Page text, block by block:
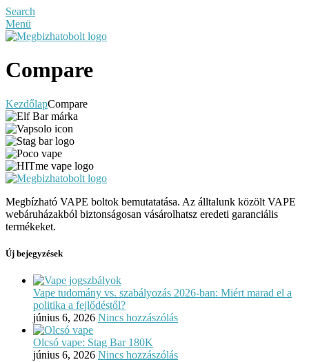
Search
Menü
Compare
KezdőlapCompare
Megbízható VAPE boltok bemutatatása. Az álltalunk közölt VAPE
webáruházakból biztonságosan vásárolhatsz eredeti garanciális
termékeket.
Új bejegyzések
Vape tudomány vs. szabályozás 2026-ban: Miért marad el a
politika a fejlődéstől?
június 6, 2026 Nincs hozzászólás
Olcsó vape: Stag Bar 180K
június 6, 2026 Nincs hozzászólás